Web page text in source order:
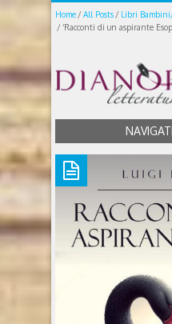
Home All Posts
Libri
‘Racconti di un aspirante